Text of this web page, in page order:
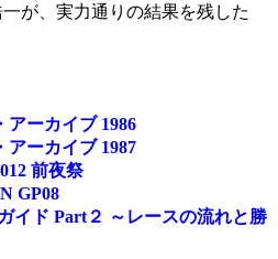
が、実力通りの結果を残した
ーカイブ 1986
ーカイブ 1987
前夜祭
GP08
イド Part２ ～レースの流れと勝